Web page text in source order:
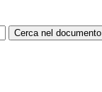
Cerca nel documento